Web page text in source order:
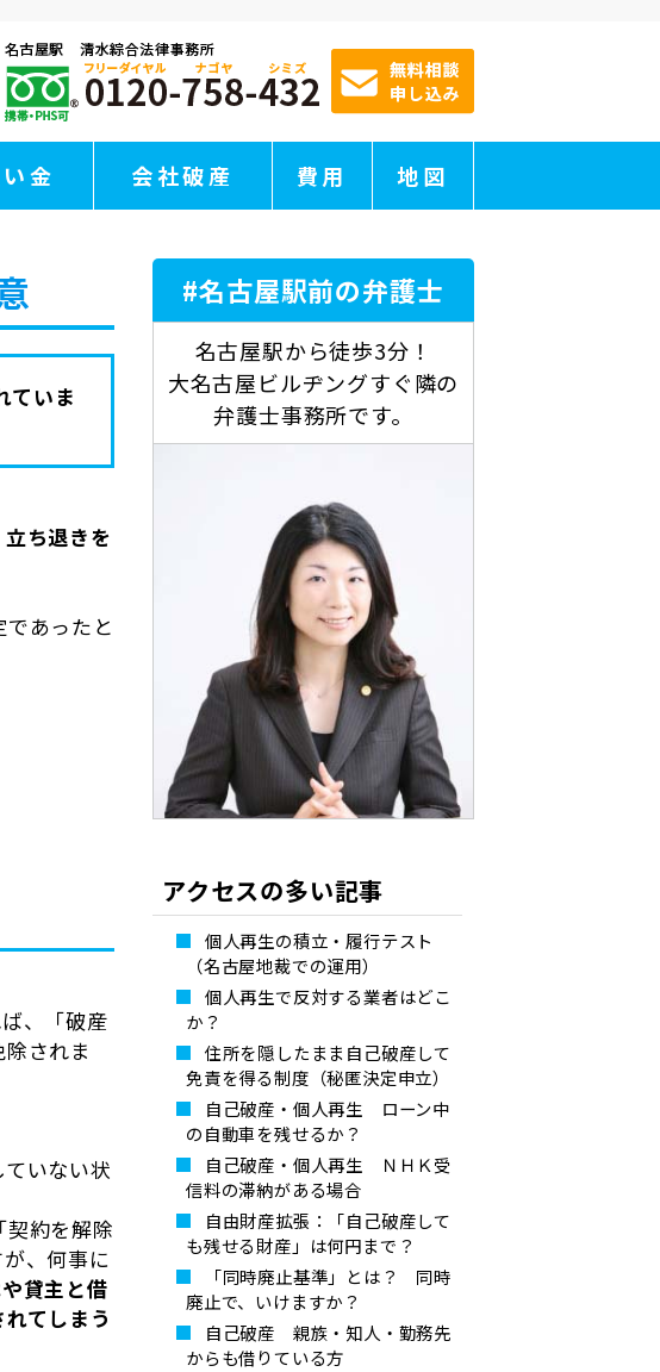
金 会社破産 費用 地図
ていま
ち退きを
あったと
、「破産
されま
いない状
約を解除
、何事に
貸主と借
てしまう
#名古屋駅前の弁護士
名古屋駅から徒歩3分！
大名古屋ビルヂングすぐ隣の
弁護士事務所です。
アクセスの多い記事
個人再生の積立・履行テスト
（名古屋地裁での運用）
個人再生で反対する業者はどこ
か？
住所を隠したまま自己破産して
免責を得る制度（秘匿決定申立）
自己破産・個人再生 ローン中
の自動車を残せるか？
自己破産・個人再生 ＮＨＫ受
信料の滞納がある場合
自由財産拡張：「自己破産して
も残せる財産」は何円まで？
「同時廃止基準」とは？ 同時
廃止で、いけますか？
自己破産 親族・知人・勤務先
からも借りている方